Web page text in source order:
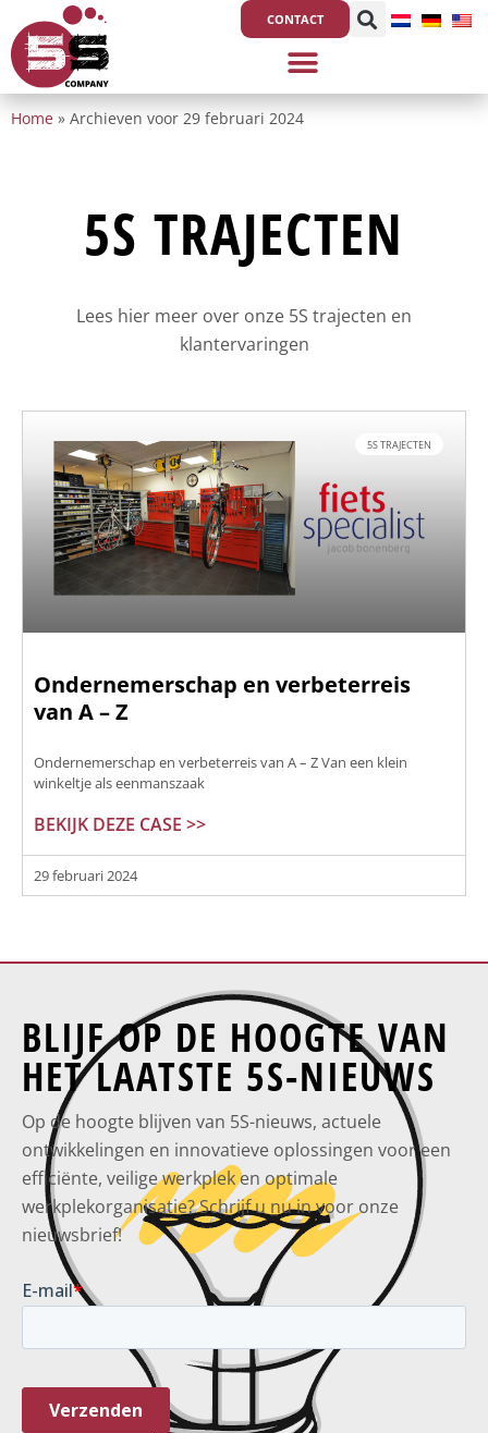
naar
de
inhoud
CONTACT
Home » Archieven voor 29 februari 2024
5S TRAJECTEN
Lees hier meer over onze 5S trajecten en
klantervaringen
5S TRAJECTEN
Ondernemerschap en verbeterreis
van A – Z
Ondernemerschap en verbeterreis van A – Z Van een klein
winkeltje als eenmanszaak
BEKIJK DEZE CASE >>
29 februari 2024
BLIJF OP DE HOOGTE VAN
HET LAATSTE 5S-NIEUWS
Op de hoogte blijven van 5S-nieuws, actuele
ontwikkelingen en innovatieve oplossingen voor een
efficiënte, veilige werkplek en optimale
werkplekorganisatie? Schrijf u nu in voor onze
nieuwsbrief!